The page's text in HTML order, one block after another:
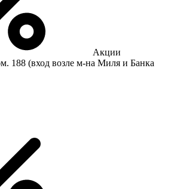
Акции
188 (вход возле м-на Миля и Банка